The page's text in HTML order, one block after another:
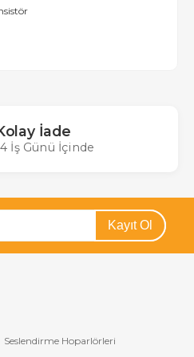
İade
İş Günü İçinde
Kayıt Ol
Seslendirme Hoparlörleri